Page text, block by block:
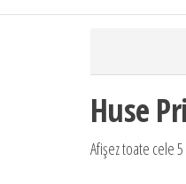
Huse
Afișez toate cele